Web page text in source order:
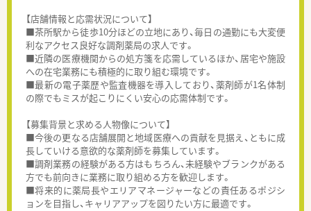
【店舗情報と応需状況について】
■茶所駅から徒歩10分ほどの立地にあり、毎日の通勤にも大変便
利なアクセス良好な調剤薬局の求人です。
■近隣の医療機関からの処方箋を応需しているほか、居宅や施設
への在宅業務にも積極的に取り組む環境です。
■最新の電子薬歴や監査機器を導入しており、薬剤師が1名体制
の際でもミスが起こりにくい安心の応需体制です。
【募集背景と求める人物像について】
■今後の更なる店舗展開と地域医療への貢献を見据え、ともに成
長していける意欲的な薬剤師を募集しています。
■調剤業務の経験がある方はもちろん、未経験やブランクがある
方でも前向きに業務に取り組める方を歓迎します。
■将来的に薬局長やエリアマネージャーなどの責任あるポジシ
ョンを目指し、キャリアアップを図りたい方に最適です。